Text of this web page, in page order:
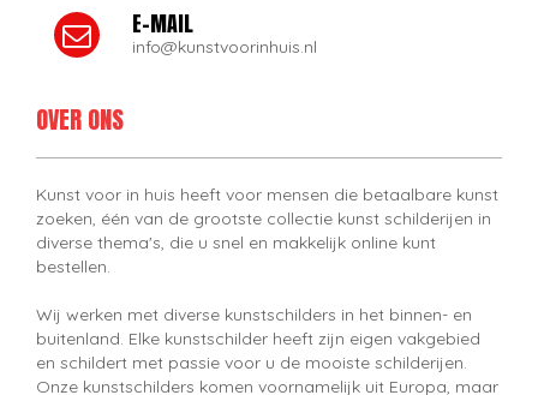
E-MAIL
info@kunstvoorinhuis.nl
OVER ONS
Kunst voor in huis heeft voor mensen die betaalbare kunst
zoeken, één van de grootste collectie kunst schilderijen in
diverse thema's, die u snel en makkelijk online kunt
bestellen.
Wij werken met diverse kunstschilders in het binnen- en
buitenland. Elke kunstschilder heeft zijn eigen vakgebied
en schildert met passie voor u de mooiste schilderijen.
Onze kunstschilders komen voornamelijk uit Europa, maar